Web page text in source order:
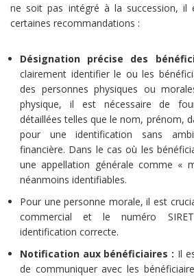
ne soit pas intégré à la succession, il
certaines recommandations :
Désignation précise des
clairement identifier le ou les
des personnes physiques ou
physique, il est nécessaire de
détaillées telles que le nom, prénom,
pour une identification sans
financière. Dans le cas où les
une appellation générale comme «
néanmoins identifiables.
Pour une personne morale, il est
commercial et le numéro
identification correcte.
Notification aux bénéficiaires : Il
de communiquer avec les